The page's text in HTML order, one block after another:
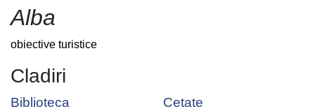
Alba
obiective turistice
Cladiri
Biblioteca
Cetate